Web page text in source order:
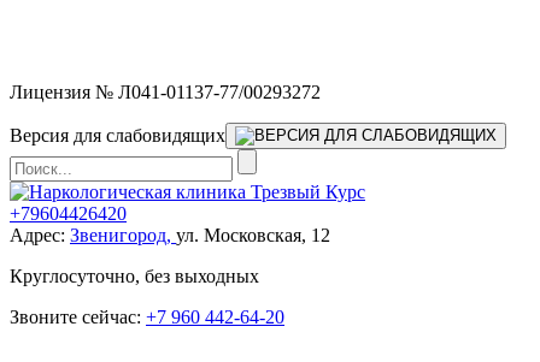
Лицензия № Л041-01137-77/00293272
Версия для слабовидящих
+79604426420
Адрес: Звенигород, ул. Московская, 12
Круглосуточно, без выходных
Звоните сейчас: +7 960 442-64-20